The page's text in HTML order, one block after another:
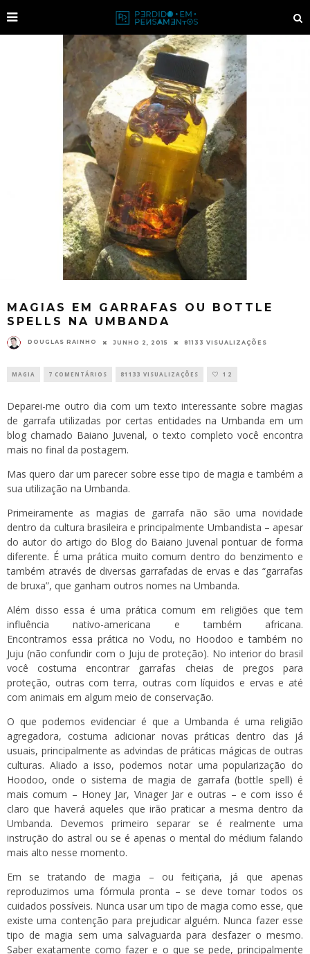
MAGIAS EM GARRAFAS OU BOTTLE
SPELLS NA UMBANDA
DOUGLAS RAINHO JUNHO 2, 2015 81133 VISUALIZAÇÕES
MAGIA 7 COMENTÁRIOS 81133 VISUALIZAÇÕES 12
Deparei-me outro dia com um texto interessante sobre magias
de garrafa utilizadas por certas entidades na Umbanda em um
blog chamado Baiano Juvenal, o texto completo você encontra
mais no final da postagem.
Mas quero dar um parecer sobre esse tipo de magia e também a
sua utilização na Umbanda.
Primeiramente as magias de garrafa não são uma novidade
dentro da cultura brasileira e principalmente Umbandista – apesar
do autor do artigo do Blog do Baiano Juvenal pontuar de forma
diferente. É uma prática muito comum dentro do benzimento e
também através de diversas garrafadas de ervas e das “garrafas
de bruxa”, que ganham outros nomes na Umbanda.
Além disso essa é uma prática comum em religiões que tem
influência nativo-americana e também africana.
Encontramos essa prática no Vodu, no Hoodoo e também no
Juju (não confundir com o Juju de proteção). No interior do brasil
você costuma encontrar garrafas cheias de pregos para
proteção, outras com terra, outras com líquidos e ervas e até
com animais em algum meio de conservação.
O que podemos evidenciar é que a Umbanda é uma religião
agregadora, costuma adicionar novas práticas dentro das já
usuais, principalmente as advindas de práticas mágicas de outras
culturas. Aliado a isso, podemos notar uma popularização do
Hoodoo, onde o sistema de magia de garrafa (bottle spell) é
mais comum – Honey Jar, Vinager Jar e outras – e com isso é
claro que haverá aqueles que irão praticar a mesma dentro da
Umbanda. Devemos primeiro separar se é realmente uma
instrução do astral ou se é apenas o mental do médium falando
mais alto nesse momento.
Em se tratando de magia – ou feitiçaria, já que apenas
reproduzimos uma fórmula pronta – se deve tomar todos os
cuidados possíveis. Nunca usar um tipo de magia como esse, que
existe uma contenção para prejudicar alguém. Nunca fazer esse
tipo de magia sem uma salvaguarda para desfazer o mesmo.
Saber exatamente como fazer e o que se pede, principalmente